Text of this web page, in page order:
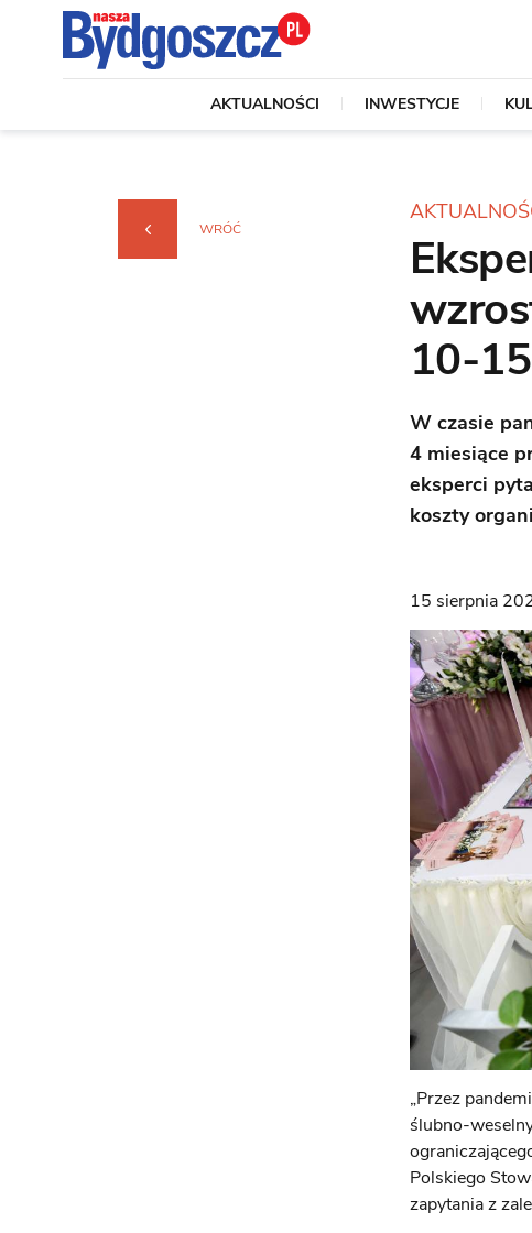
AKTUALNOŚCI INWESTYCJE
WRÓĆ
10-
W czasie
4 miesiące
eksperci
koszty
15 sierpnia
„Przez
ślubno-
Polskiego
zapytania z